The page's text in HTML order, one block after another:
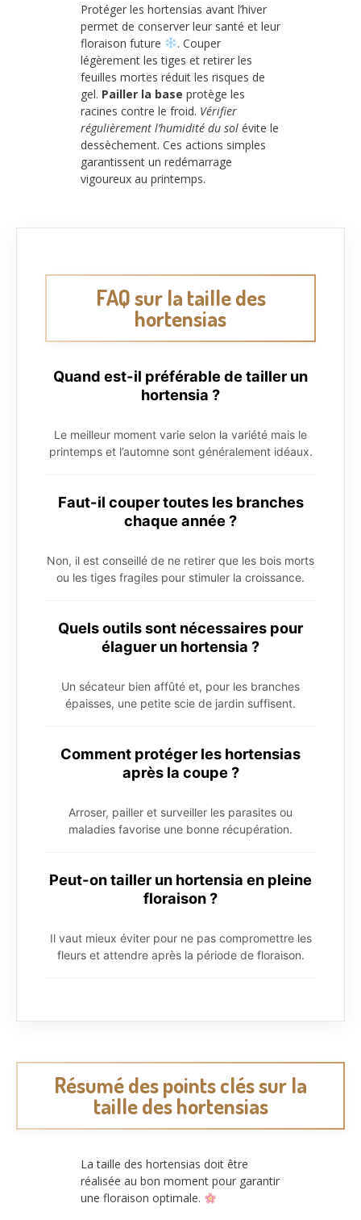
Protéger les hortensias avant l’hiver
permet de conserver leur santé et leur
floraison future
. Couper
légèrement les tiges et retirer les
feuilles mortes réduit les risques de
gel. Pailler la base protège les
racines contre le froid. Vérifier
régulièrement l’humidité du sol évite le
dessèchement. Ces actions simples
garantissent un redémarrage
vigoureux au printemps.
FAQ sur la taille des
hortensias
Quand est-il préférable de tailler un
hortensia ?
Le meilleur moment varie selon la variété mais le
printemps et l’automne sont généralement idéaux.
Faut-il couper toutes les branches
chaque année ?
Non, il est conseillé de ne retirer que les bois morts
ou les tiges fragiles pour stimuler la croissance.
Quels outils sont nécessaires pour
élaguer un hortensia ?
Un sécateur bien affûté et, pour les branches
épaisses, une petite scie de jardin suffisent.
Comment protéger les hortensias
après la coupe ?
Arroser, pailler et surveiller les parasites ou
maladies favorise une bonne récupération.
Peut-on tailler un hortensia en pleine
floraison ?
Il vaut mieux éviter pour ne pas compromettre les
fleurs et attendre après la période de floraison.
Résumé des points clés sur la
taille des hortensias
La taille des hortensias doit être
réalisée au bon moment pour garantir
une floraison optimale.